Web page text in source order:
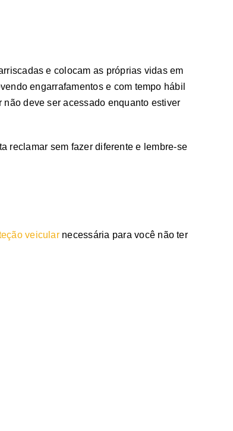
e colocam as próprias vidas em
engarrafamentos e com tempo hábil
deve ser acessado enquanto estiver
reclamar sem fazer diferente e lembre-se
veicularnecessária para você não ter